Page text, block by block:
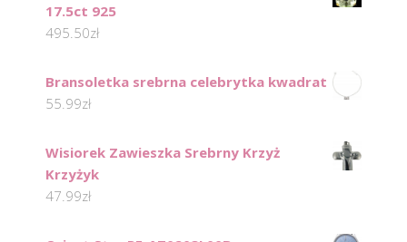
17.5ct 925
495.50zł
Bransoletka srebrna celebrytka kwadrat
55.99zł
Wisiorek Zawieszka Srebrny Krzyż
Krzyżyk
47.99zł